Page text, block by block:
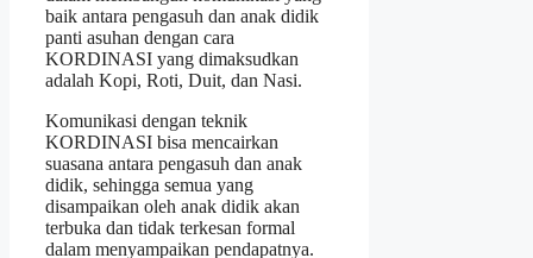
baik antara pengasuh dan anak didik
panti asuhan dengan cara
KORDINASI yang dimaksudkan
adalah Kopi, Roti, Duit, dan Nasi.
Komunikasi dengan teknik
KORDINASI bisa mencairkan
suasana antara pengasuh dan anak
didik, sehingga semua yang
disampaikan oleh anak didik akan
terbuka dan tidak terkesan formal
dalam menyampaikan pendapatnya.